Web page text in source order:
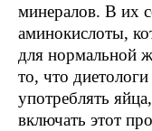
минералов. В их
аминокислоты,
для нормальной
то, что
употреблять
включать этот